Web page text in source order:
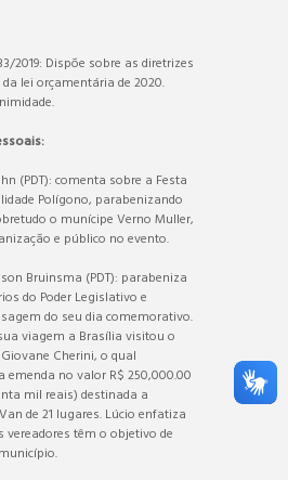
2019: Dispõe sobre as diretrizes
lei orçamentária de 2020.
(PDT): comenta sobre a Festa
Polígono, parabenizando
o munícipe Verno Muller,
e público no evento.
Bruinsma (PDT): parabeniza
do Poder Legislativo e
do seu dia comemorativo.
viagem a Brasília visitou o
Cherini, o qual
no valor R$ 250,000.00
mil reais) destinada a
de 21 lugares. Lúcio enfatiza
vereadores têm o objetivo de